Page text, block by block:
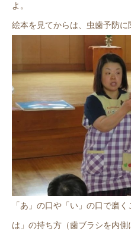
よ。
絵本を見てからは、虫歯予防に
「あ」の口や「い」の口で磨
は」の持ち方（歯ブラシを内